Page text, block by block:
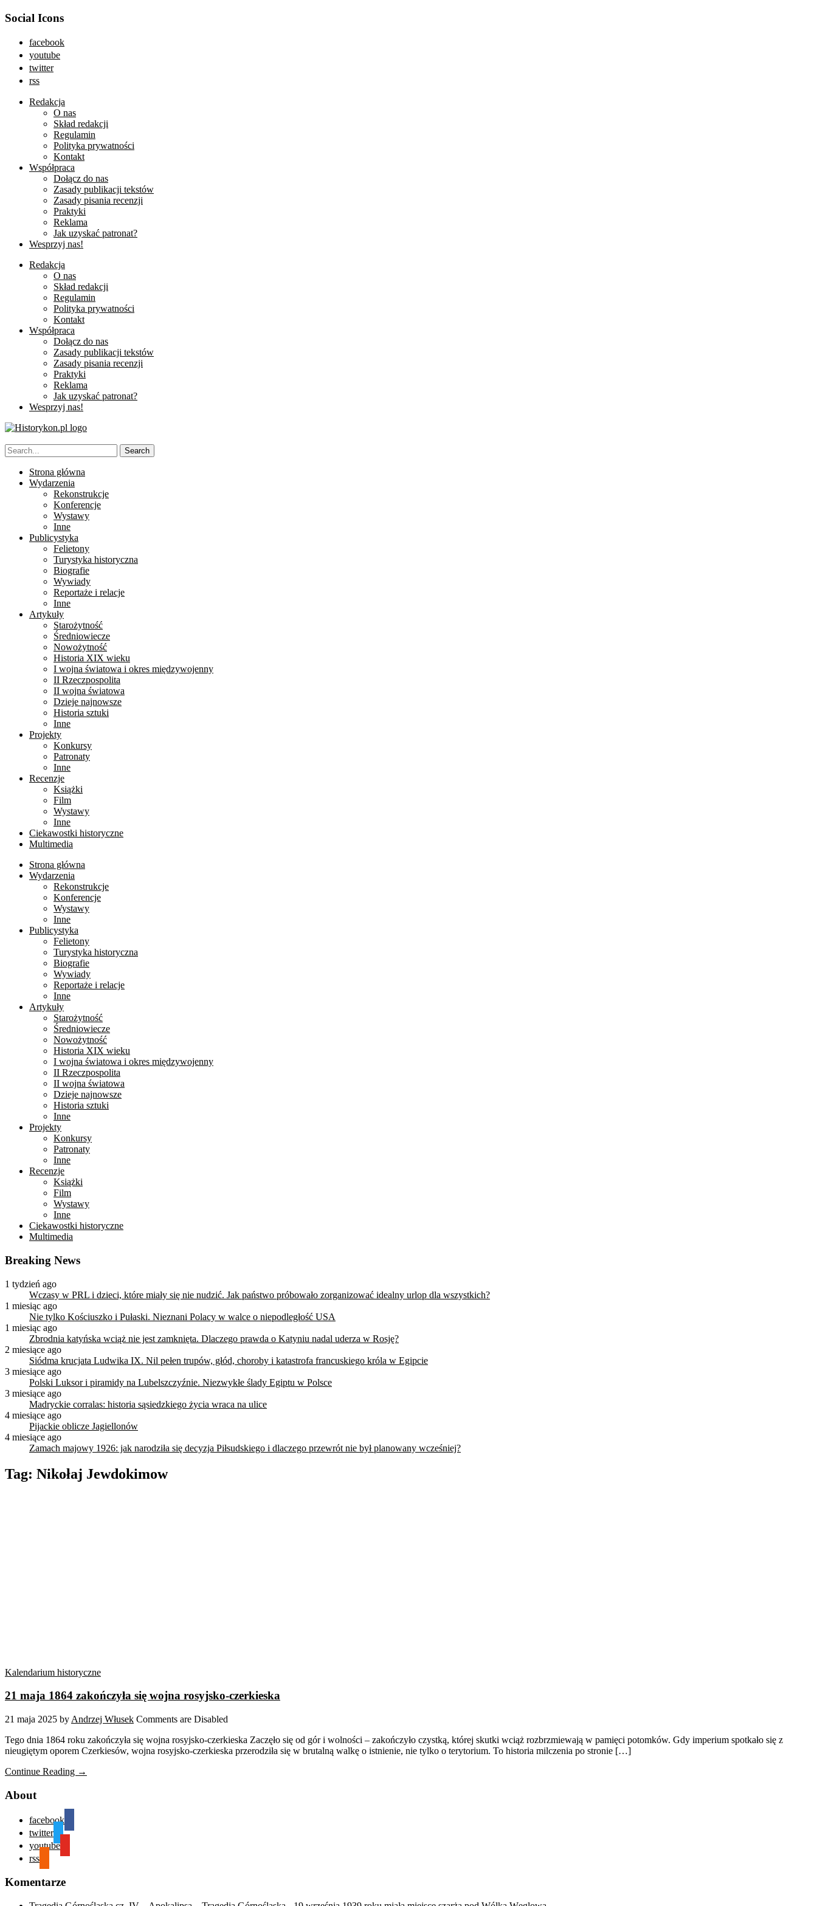
Social Icons
facebook
youtube
twitter
rss
Redakcja
O nas
Skład redakcji
Regulamin
Polityka prywatności
Kontakt
Współpraca
Dołącz do nas
Zasady publikacji tekstów
Zasady pisania recenzji
Praktyki
Reklama
Jak uzyskać patronat?
Wesprzyj nas!
Redakcja
O nas
Skład redakcji
Regulamin
Polityka prywatności
Kontakt
Współpraca
Dołącz do nas
Zasady publikacji tekstów
Zasady pisania recenzji
Praktyki
Reklama
Jak uzyskać patronat?
Wesprzyj nas!
Strona główna
Wydarzenia
Rekonstrukcje
Konferencje
Wystawy
Inne
Publicystyka
Felietony
Turystyka historyczna
Biografie
Wywiady
Reportaże i relacje
Inne
Artykuły
Starożytność
Średniowiecze
Nowożytność
Historia XIX wieku
I wojna światowa i okres międzywojenny
II Rzeczpospolita
II wojna światowa
Dzieje najnowsze
Historia sztuki
Inne
Projekty
Konkursy
Patronaty
Inne
Recenzje
Książki
Film
Wystawy
Inne
Ciekawostki historyczne
Multimedia
Strona główna
Wydarzenia
Rekonstrukcje
Konferencje
Wystawy
Inne
Publicystyka
Felietony
Turystyka historyczna
Biografie
Wywiady
Reportaże i relacje
Inne
Artykuły
Starożytność
Średniowiecze
Nowożytność
Historia XIX wieku
I wojna światowa i okres międzywojenny
II Rzeczpospolita
II wojna światowa
Dzieje najnowsze
Historia sztuki
Inne
Projekty
Konkursy
Patronaty
Inne
Recenzje
Książki
Film
Wystawy
Inne
Ciekawostki historyczne
Multimedia
Breaking News
1 tydzień ago
Wczasy w PRL i dzieci, które miały się nie nudzić. Jak państwo próbowało zorganizować idealny urlop dla wszystkich?
1 miesiąc ago
Nie tylko Kościuszko i Pułaski. Nieznani Polacy w walce o niepodległość USA
1 miesiąc ago
Zbrodnia katyńska wciąż nie jest zamknięta. Dlaczego prawda o Katyniu nadal uderza w Rosję?
2 miesiące ago
Siódma krucjata Ludwika IX. Nil pełen trupów, głód, choroby i katastrofa francuskiego króla w Egipcie
3 miesiące ago
Polski Luksor i piramidy na Lubelszczyźnie. Niezwykłe ślady Egiptu w Polsce
3 miesiące ago
Madryckie corralas: historia sąsiedzkiego życia wraca na ulice
4 miesiące ago
Pijackie oblicze Jagiellonów
4 miesiące ago
Zamach majowy 1926: jak narodziła się decyzja Piłsudskiego i dlaczego przewrót nie był planowany wcześniej?
Tag: Nikołaj Jewdokimow
Kalendarium historyczne
21 maja 1864 zakończyła się wojna rosyjsko-czerkieska
21 maja 2025 by Andrzej Włusek Comments are Disabled
Tego dnia 1864 roku zakończyła się wojna rosyjsko-czerkieska Zaczęło się od gór i wolności – zakończyło czystką, której skutki wciąż rozbrzmiewają w pamięci potomków. Gdy imperium spotkało się z
nieugiętym oporem Czerkiesów, wojna rosyjsko-czerkieska przerodziła się w brutalną walkę o istnienie, nie tylko o terytorium. To historia milczenia po stronie […]
Continue Reading →
About
facebook
twitter
youtube
rss
Komentarze